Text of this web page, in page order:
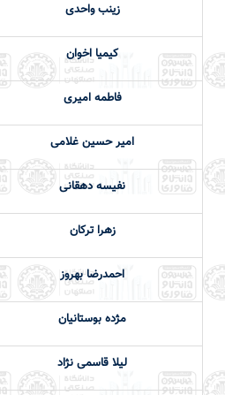
زینب واحدی
کیمیا اخوان
فاطمه امیری
امیر حسین غلامی
نفیسه دهقانی
زهرا ترکان
احمدرضا بهروز
مژده بوستانیان
لیلا قاسمی نژاد